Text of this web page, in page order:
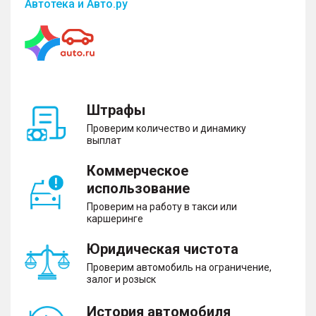
Помощь при вождении
– Датчик света
– Датчик дождя
Комфорт
– Гидро усилитель руля
– Регулировка руля
– Электростеклоподъемники передние и задние
– Электропривод зеркал
Автотека и Авто.ру
Штрафы
Проверим количество и динамику
выплат
Коммерческое
использование
Проверим на работу в такси или
каршеринге
Юридическая чистота
Проверим автомобиль на ограничение,
залог и розыск
История автомобиля